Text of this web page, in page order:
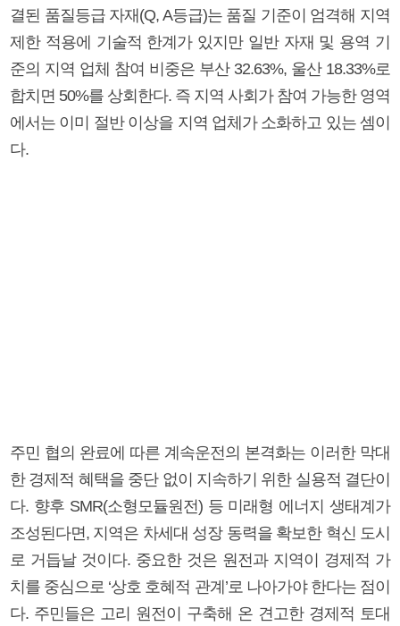
결된 품질등급 자재(Q, A등급)는 품질 기준이 엄격해 지역
제한 적용에 기술적 한계가 있지만 일반 자재 및 용역 기
준의 지역 업체 참여 비중은 부산 32.63%, 울산 18.33%로
합치면 50%를 상회한다. 즉 지역 사회가 참여 가능한 영역
에서는 이미 절반 이상을 지역 업체가 소화하고 있는 셈이
다.
주민 협의 완료에 따른 계속운전의 본격화는 이러한 막대
한 경제적 혜택을 중단 없이 지속하기 위한 실용적 결단이
다. 향후 SMR(소형모듈원전) 등 미래형 에너지 생태계가
조성된다면, 지역은 차세대 성장 동력을 확보한 혁신 도시
로 거듭날 것이다. 중요한 것은 원전과 지역이 경제적 가
치를 중심으로 ‘상호 호혜적 관계’로 나아가야 한다는 점이
다. 주민들은 고리 원전이 구축해 온 견고한 경제적 토대